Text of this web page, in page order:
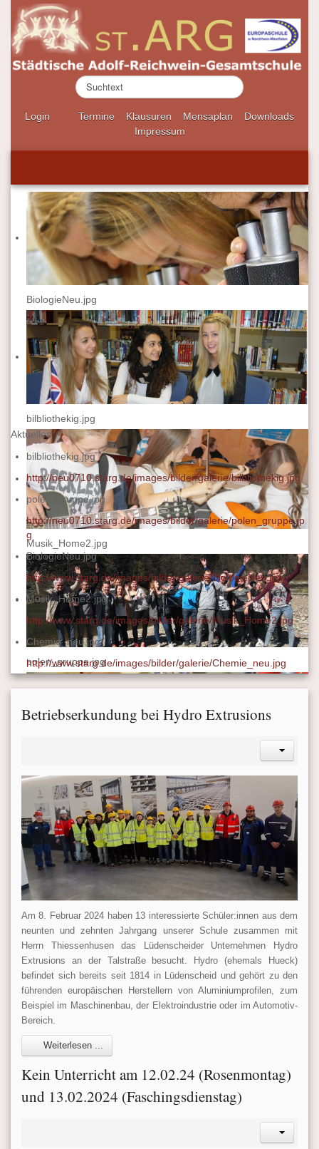
S
u
c
n
.
.
Login Termine Klausuren Mensaplan
Downloads
Impressum
BiologieNeu.jpg
bilbliothekig.jpg
Musik_Home2.jpg
polen_gruppe.jpg
Chemie_neu.jpg
Aktuelles
bilbliothekig.jpg
http://neu0710.starg.de/images/bilder/galerie/bilbliothekig.jpg
polen_gruppe.jpg
http://neu0710.starg.de/images/bilder/galerie/polen_gruppe.jp
g
BiologieNeu.jpg
http://www.starg.de/images/bilder/galerie/BiologieNeu.jpg
Musik_Home2.jpg
http://www.starg.de/images/bilder/galerie/Musik_Home2.jpg
Chemie_neu.jpg
http://www.starg.de/images/bilder/galerie/Chemie_neu.jpg
Betriebserkundung bei Hydro Extrusions
Am 8. Februar 2024 haben 13 interessierte Schüler:innen aus dem
neunten und zehnten Jahrgang unserer Schule zusammen mit
Herrn Thiessenhusen das Lüdenscheider Unternehmen Hydro
Extrusions an der Talstraße besucht. Hydro (ehemals Hueck)
befindet sich bereits seit 1814 in Lüdenscheid und gehört zu den
führenden europäischen Herstellern von Aluminiumprofilen, zum
Beispiel im Maschinenbau, der Elektroindustrie oder im Automotiv-
Bereich.
Weiterlesen ...
Kein Unterricht am 12.02.24 (Rosenmontag)
und 13.02.2024 (Faschingsdienstag)